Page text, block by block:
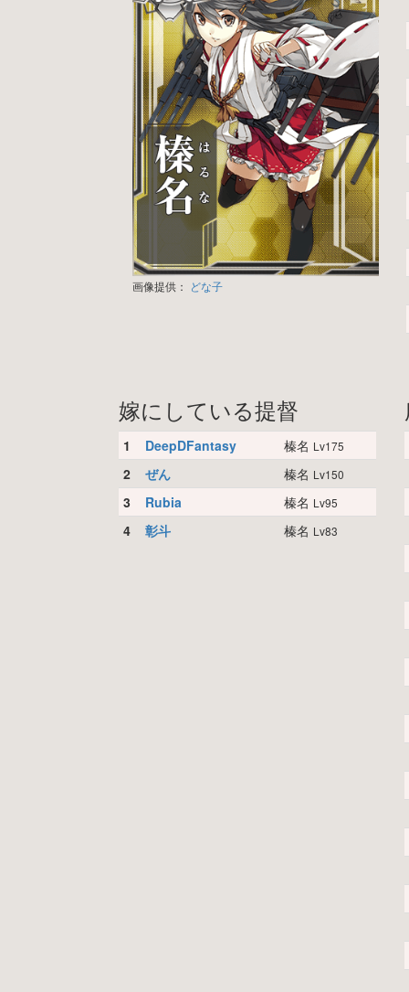
画像提供： どな子
嫁にしている提督
1 DeepDFantasy 榛名 Lv175
2 ぜん 榛名 Lv150
3 Rubia 榛名 Lv95
4 彰斗 榛名 Lv83